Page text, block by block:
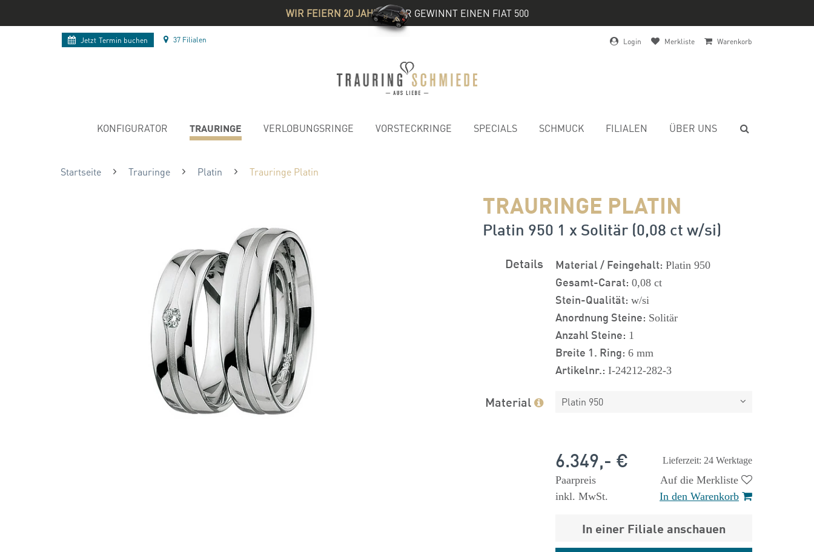
WIR FEIERN 20 JAHRE& IHR GEWINNT EINEN FIAT 500
Jetzt Termin buchen 37 Filialen Login Merkliste Warenkorb
KONFIGURATOR TRAURINGE VERLOBUNGSRINGE VORSTECKRINGE SPECIALS SCHMUCK FILIALEN ÜBER UNS
Startseite Trauringe Platin Trauringe Platin
TRAURINGE PLATIN
Platin 950 1 x Solitär (0,08 ct w/si)
Details Material / Feingehalt: Platin 950
Gesamt-Carat: 0,08 ct
Stein-Qualität: w/si
Anordnung Steine: Solitär
Anzahl Steine: 1
Breite 1. Ring: 6 mm
Artikelnr.: I-24212-282-3
Material Platin 950
Lieferzeit: 24 Werktage
6.349,- €
Paarpreis
inkl. MwSt.
Auf die Merkliste
In den Warenkorb
In einer Filiale anschauen